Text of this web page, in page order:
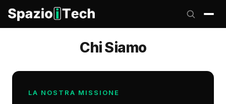
Chi Siamo
LA NOSTRA MISSIONE